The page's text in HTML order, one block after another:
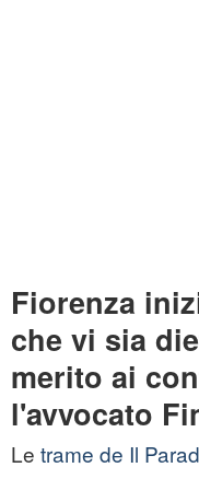
Fiorenza
che vi sia
merito ai
l'avvocato
Le trame de Il